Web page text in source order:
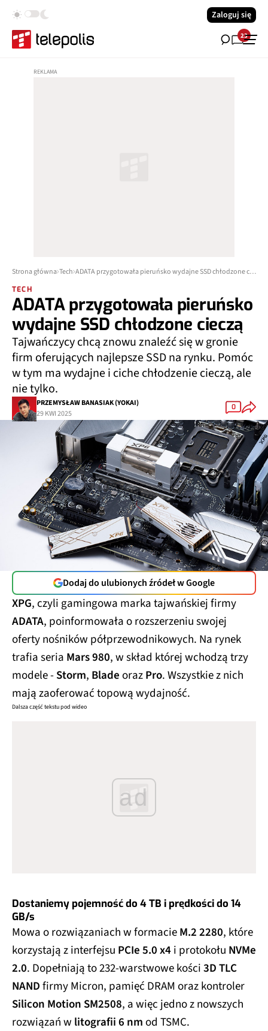
Zaloguj się
23
Strona główna Tech ADATA przygotowała pieruńsko wydajne SSD chłodzone cieczą
TECH
ADATA przygotowała pieruńsko
wydajne SSD chłodzone cieczą
Tajwańczycy chcą znowu znaleźć się w gronie
firm oferujących najlepsze SSD na rynku. Pomóc
w tym ma wydajne i ciche chłodzenie cieczą, ale
nie tylko.
PRZEMYSŁAW BANASIAK (YOKAI)
29 KWI 2025
0
Dodaj do ulubionych źródeł w Google
XPG, czyli gamingowa marka tajwańskiej firmy
ADATA, poinformowała o rozszerzeniu swojej
oferty nośników półprzewodnikowych. Na rynek
trafia seria Mars 980, w skład której wchodzą trzy
modele -Storm, BladeorazPro. Wszystkie z nich
mają zaoferować topową wydajność.
Dalsza część tekstu pod wideo
ad
Dostaniemy pojemność do 4 TB i prędkości do 14
GB/s
Mowa o rozwiązaniach w formacieM.2 2280, które
korzystają z interfejsu PCIe 5.0 x4i protokołu NVMe
2.0. Dopełniają to 232-warstwowe kości3D TLC
NANDfirmy Micron, pamięć DRAM oraz kontroler
Silicon Motion SM2508, a więc jedno z nowszych
rozwiązań w litografii 6 nmod TSMC.